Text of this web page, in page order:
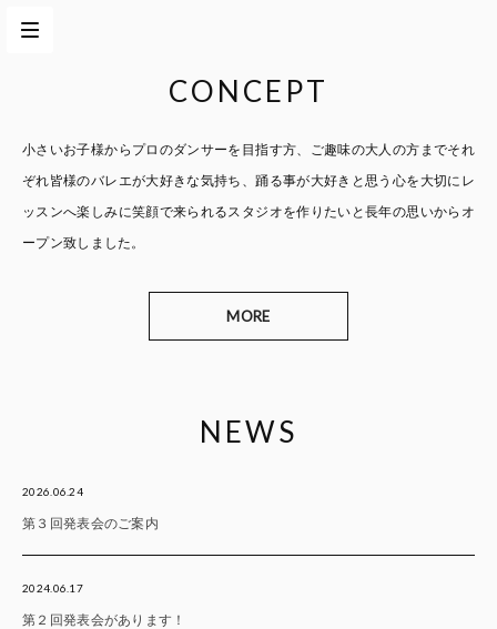
CONCEPT
小さいお子様からプロのダンサーを目指す方、 ご趣味の大人の方までそれ
ぞれ皆様のバレエが大好きな気持ち、踊る事が大好きと思う心を大切に レ
ッスンへ楽しみに笑顔で来られるスタジオを作りたいと長年の思いからオ
ープン致しました。
MORE
NEWS
2026.06.24
第３回発表会のご案内
2024.06.17
第２回発表会があります！